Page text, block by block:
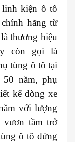
linh kiện ô tô
hãng từ
thương hiệu
còn gọi là
tùng ô tô tại
năm, phụ
kế dòng xe
với lượng
vươn tầm trở
ô tô đứng